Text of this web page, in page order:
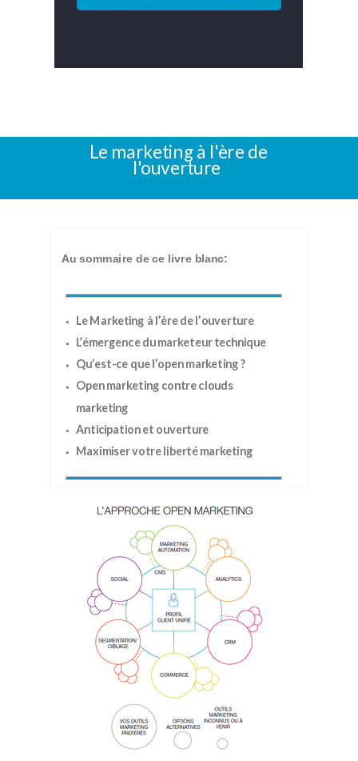
Le marketing à l'ère de
l'ouverture
Le Marketing à l’ère de l’ouverture
L’émergence du marketeur technique
Qu’est-ce que l’open marketing ?
Open marketing contre clouds
marketing
Anticipation et ouverture
Maximiser votre liberté marketing
Au sommaire de ce livre blanc: